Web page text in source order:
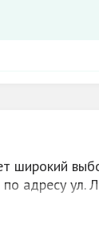
широкий
адресу ул.